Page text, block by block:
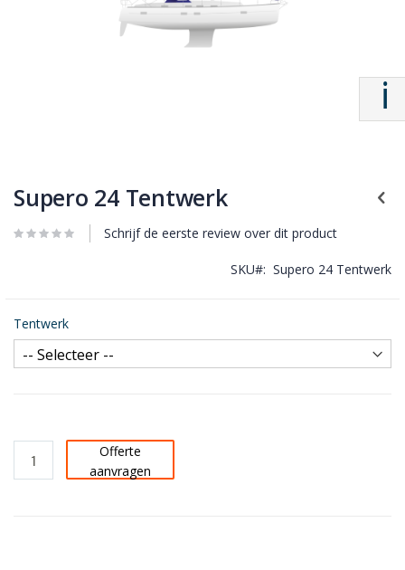
Supero 24 Tentwerk
Schrijf de eerste review over dit product
SKU Supero 24 Tentwerk
Tentwerk
Offerte
aanvragen